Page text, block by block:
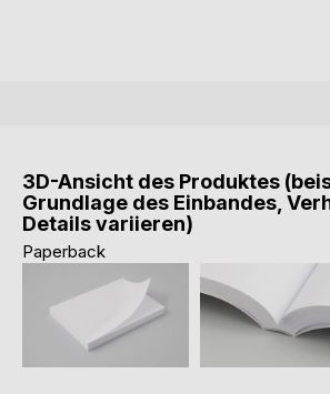
3D-Ansicht des Produktes
Grundlage des Einbandes,
Details variieren)
Paperback